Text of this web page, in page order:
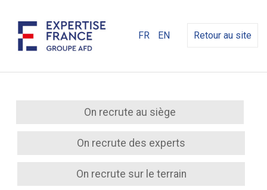
FR EN Retour au site
On recrute au siège
On recrute des experts
On recrute sur le terrain